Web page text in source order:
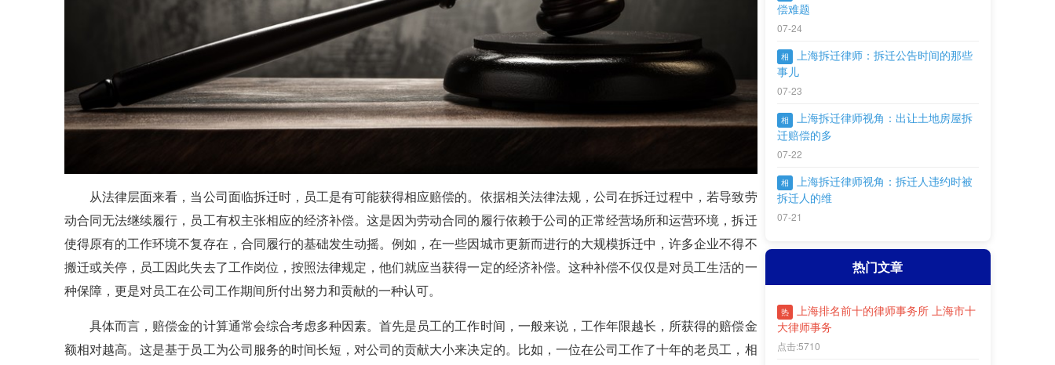
从法律层面来看，当公司面临拆迁时，员工是有可能获得相应赔偿的。依据相关法律法规，公司在拆迁过程中，若导致劳
动合同无法继续履行，员工有权主张相应的经济补偿。这是因为劳动合同的履行依赖于公司的正常经营场所和运营环境，拆迁
使得原有的工作环境不复存在，合同履行的基础发生动摇。例如，在一些因城市更新而进行的大规模拆迁中，许多企业不得不
搬迁或关停，员工因此失去了工作岗位，按照法律规定，他们就应当获得一定的经济补偿。这种补偿不仅仅是对员工生活的一
种保障，更是对员工在公司工作期间所付出努力和贡献的一种认可。
具体而言，赔偿金的计算通常会综合考虑多种因素。首先是员工的工作时间，一般来说，工作年限越长，所获得的赔偿金
额相对越高。这是基于员工为公司服务的时间长短，对公司的贡献大小来决定的。比如，一位在公司工作了十年的老员工，相
偿难题
07-24
相
上海拆迁律师：拆迁公告时间的那些
事儿
07-23
相
上海拆迁律师视角：出让土地房屋拆
迁赔偿的多
07-22
相
上海拆迁律师视角：拆迁人违约时被
拆迁人的维
07-21
热门文章
热
上海排名前十的律师事务所 上海市十
大律师事务
点击:5710